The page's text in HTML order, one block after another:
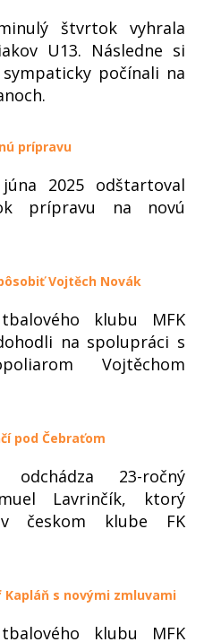
štvrtok vyhrala
U13. Následne si
počínali na
prípravu
2025 odštartoval
prípravu na novú
Vojtěch Novák
klubu MFK
na spolupráci s
Vojtěchom
pod Čebraťom
odchádza 23-ročný
Lavrinčík, ktorý
českom klube FK
Kapláň s novými zmluvami
klubu MFK